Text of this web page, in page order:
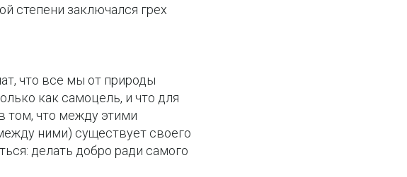
степени заключался грех
что все мы от природы
как самоцель, и что для
том, что между этими
ними) существует своего
делать добро ради самого